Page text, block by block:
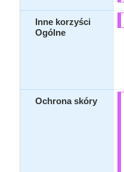
Inne korzyści
Ogólne
Ochrona skóry